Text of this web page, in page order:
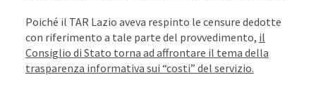
Poiché il TAR Lazio aveva respinto le censure dedotte
con riferimento a tale parte del provvedimento, il
Consiglio di Stato torna ad affrontare il tema della
trasparenza informativa sui “costi” del servizio.